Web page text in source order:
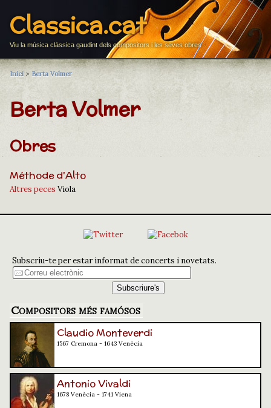
Classica.cat
Viu la música clàssica gaudint dels compositors i les seves obres
Inici > Berta Volmer
Berta Volmer
Obres
Méthode d'Alto
Altres peces Viola
Subscriu-te per estar informat de concerts i novetats.
Compositors més famósos
Claudio Monteverdi
1567 Cremona - 1643 Venècia
Antonio Vivaldi
1678 Venècia - 1741 Viena